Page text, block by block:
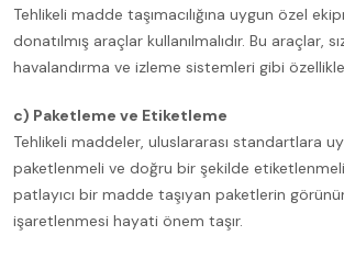
Tehlikeli madde taşımacılığına uygun özel
donatılmış araçlar kullanılmalıdır. Bu araçlar,
havalandırma ve izleme sistemleri gibi
c) Paketleme ve Etiketleme
Tehlikeli maddeler, uluslararası standartlara
paketlenmeli ve doğru bir şekilde
patlayıcı bir madde taşıyan paketlerin
işaretlenmesi hayati önem taşır.